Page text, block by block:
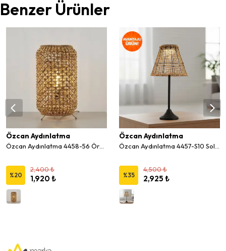
Benzer Ürünler
Özcan Aydınlatma
%20
2,400 ₺
1,920 ₺
Özcan Aydınlatma
%35
4,500 ₺
2,925 ₺